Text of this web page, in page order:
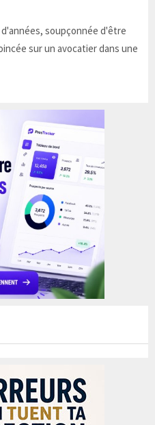
soupçonnée d'être
sur un avocatier dans une